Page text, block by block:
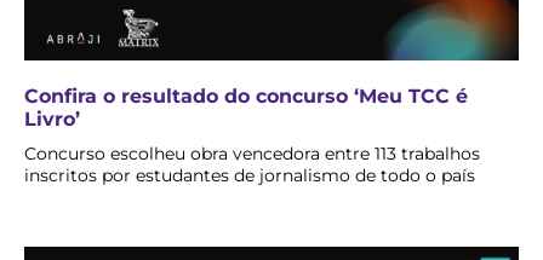
Confira o resultado do concurso ‘Meu TCC é
Livro’
Concurso escolheu obra vencedora entre 113 trabalhos
inscritos por estudantes de jornalismo de todo o país